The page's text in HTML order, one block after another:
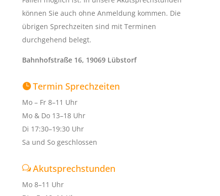
können Sie auch ohne Anmeldung kommen. Die
übrigen Sprechzeiten sind mit Terminen
durchgehend belegt.
Bahnhofstraße 16, 19069 Lübstorf
Termin Sprechzeiten
Mo – Fr 8–11 Uhr
Mo & Do 13–18 Uhr
Di 17:30–19:30 Uhr
Sa und So geschlossen
Akutsprechstunden
Mo 8–11 Uhr